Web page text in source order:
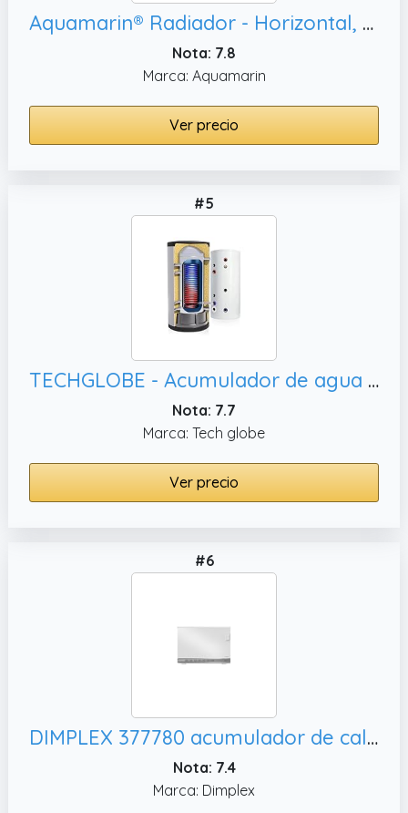
Aquamarin® Radiador - Horizontal, Acumulador Calor
Nota: 7.8
Marca: Aquamarin
Ver precio
#5
TECHGLOBE - Acumulador de agua caliente totalmente fabricado en acero inoxidable - con intercambiador de calor extragrande (4 m²) - Eficiencia energética - con aislamiento de 50 mm (350 L)
Nota: 7.7
Marca: Tech globe
Ver precio
#6
DIMPLEX 377780 acumulador de calor n.a
Nota: 7.4
Marca: Dimplex